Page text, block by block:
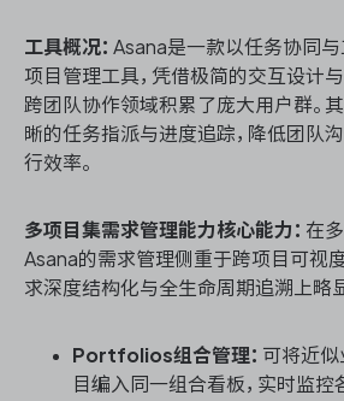
工具概况： Asana是一款以任务协同
项目管理工具，凭借极简的交互设计
跨团队协作领域积累了庞大用户群。
晰的任务指派与进度追踪，降低团队
行效率。
多项目集需求管理能力核心能力： 在
Asana的需求管理侧重于跨项目可视
求深度结构化与全生命周期追溯上略
Portfolios组合管理： 可将近似
目编入同一组合看板，实时监